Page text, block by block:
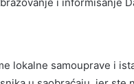
lokalne samouprave i